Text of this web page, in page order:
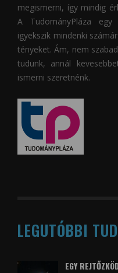
megismerni, így mindig
A TudományPláza egy
igyekszik mindenki
tényeket. Ám, nem
tudunk, annál
ismerni szeretnénk.
LEGUTÓBBI
EGY